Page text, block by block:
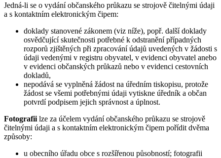
Jedná-li se o vydání občanského průkazu se strojově čitelnými údaji
a s kontaktním elektronickým čipem:
doklady stanovené zákonem (viz níže), popř. další doklady
osvědčující skutečnosti potřebné k odstranění případných
rozporů zjištěných při zpracování údajů uvedených v žádosti s
údaji vedenými v registru obyvatel, v evidenci obyvatel anebo
v evidenci občanských průkazů nebo v evidenci cestovních
dokladů,
nepodává se vyplněná žádost na úředním tiskopisu, protože
žádost se všemi potřebnými údaji vytiskne úředník a občan
potvrdí podpisem jejich správnost a úplnost.
Fotografii lze za účelem vydání občanského průkazu se strojově
čitelnými údaji a s kontaktním elektronickým čipem pořídit dvěma
způsoby:
u obecního úřadu obce s rozšířenou působností; fotografii